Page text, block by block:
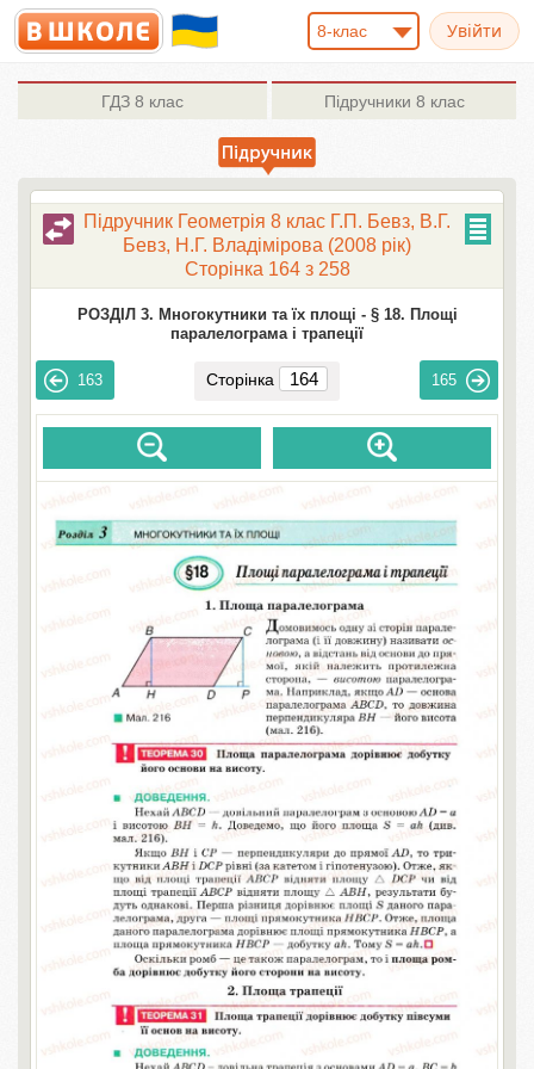
8-клас
ГДЗ 8 клас Підручники 8 клас
Підручник Геометрія 8 клас Г.П. Бевз, В.Г.
Бевз, Н.Г. Владімірова (2008 рік)
Сторінка 164 з 258
РОЗДІЛ 3. Многокутники та їх площі - § 18. Площі
паралелограма і трапеції
163 Сторінка 165